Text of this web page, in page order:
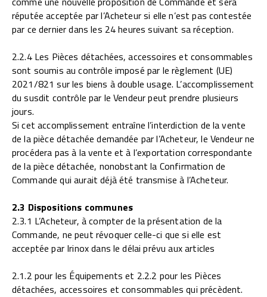
réputée acceptée par l’Acheteur si elle n’est pas contestée
par ce dernier dans les 24 heures suivant sa réception.
2.2.4 Les Pièces détachées, accessoires et consommables
sont soumis au contrôle imposé par le règlement (UE)
2021/821 sur les biens à double usage. L’accomplissement
du susdit contrôle par le Vendeur peut prendre plusieurs
jours.
Si cet accomplissement entraîne l’interdiction de la vente
de la pièce détachée demandée par l’Acheteur, le Vendeur ne
procédera pas à la vente et à l’exportation correspondante
de la pièce détachée, nonobstant la Confirmation de
Commande qui aurait déjà été transmise à l’Acheteur.
2.3 Dispositions communes
2.3.1 L’Acheteur, à compter de la présentation de la
Commande, ne peut révoquer celle-ci que si elle est
acceptée par Irinox dans le délai prévu aux articles
2.1.2 pour les Équipements et 2.2.2 pour les Pièces
détachées, accessoires et consommables qui précèdent.